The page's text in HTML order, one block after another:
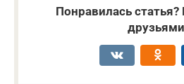
Понравилась